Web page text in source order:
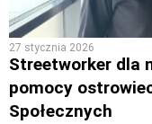
27 stycznia 2026
Streetworker dla
pomocy
Społecznych